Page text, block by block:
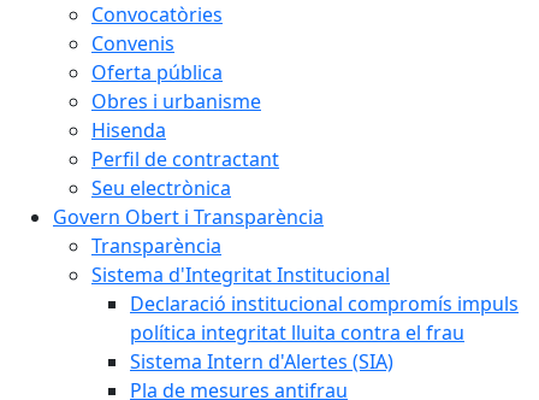
Convocatòries
Convenis
Oferta pública
Obres i urbanisme
Hisenda
Perfil de contractant
Seu electrònica
Govern Obert i Transparència
Transparència
Sistema d'Integritat Institucional
Declaració institucional compromís impuls
política integritat lluita contra el frau
Sistema Intern d'Alertes (SIA)
Pla de mesures antifrau